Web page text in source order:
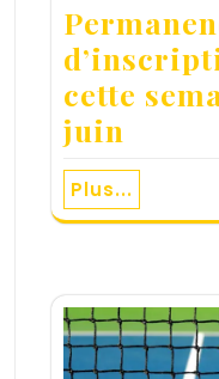
cette
juin
Plus...